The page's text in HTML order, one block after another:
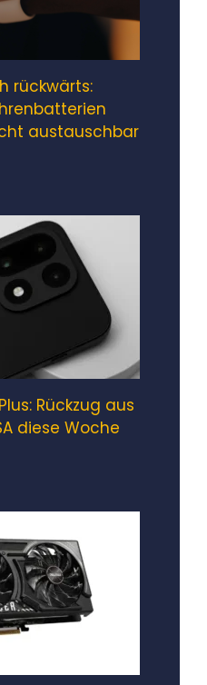
rückwärts:
austauschbar
Rückzug aus
diese Woche